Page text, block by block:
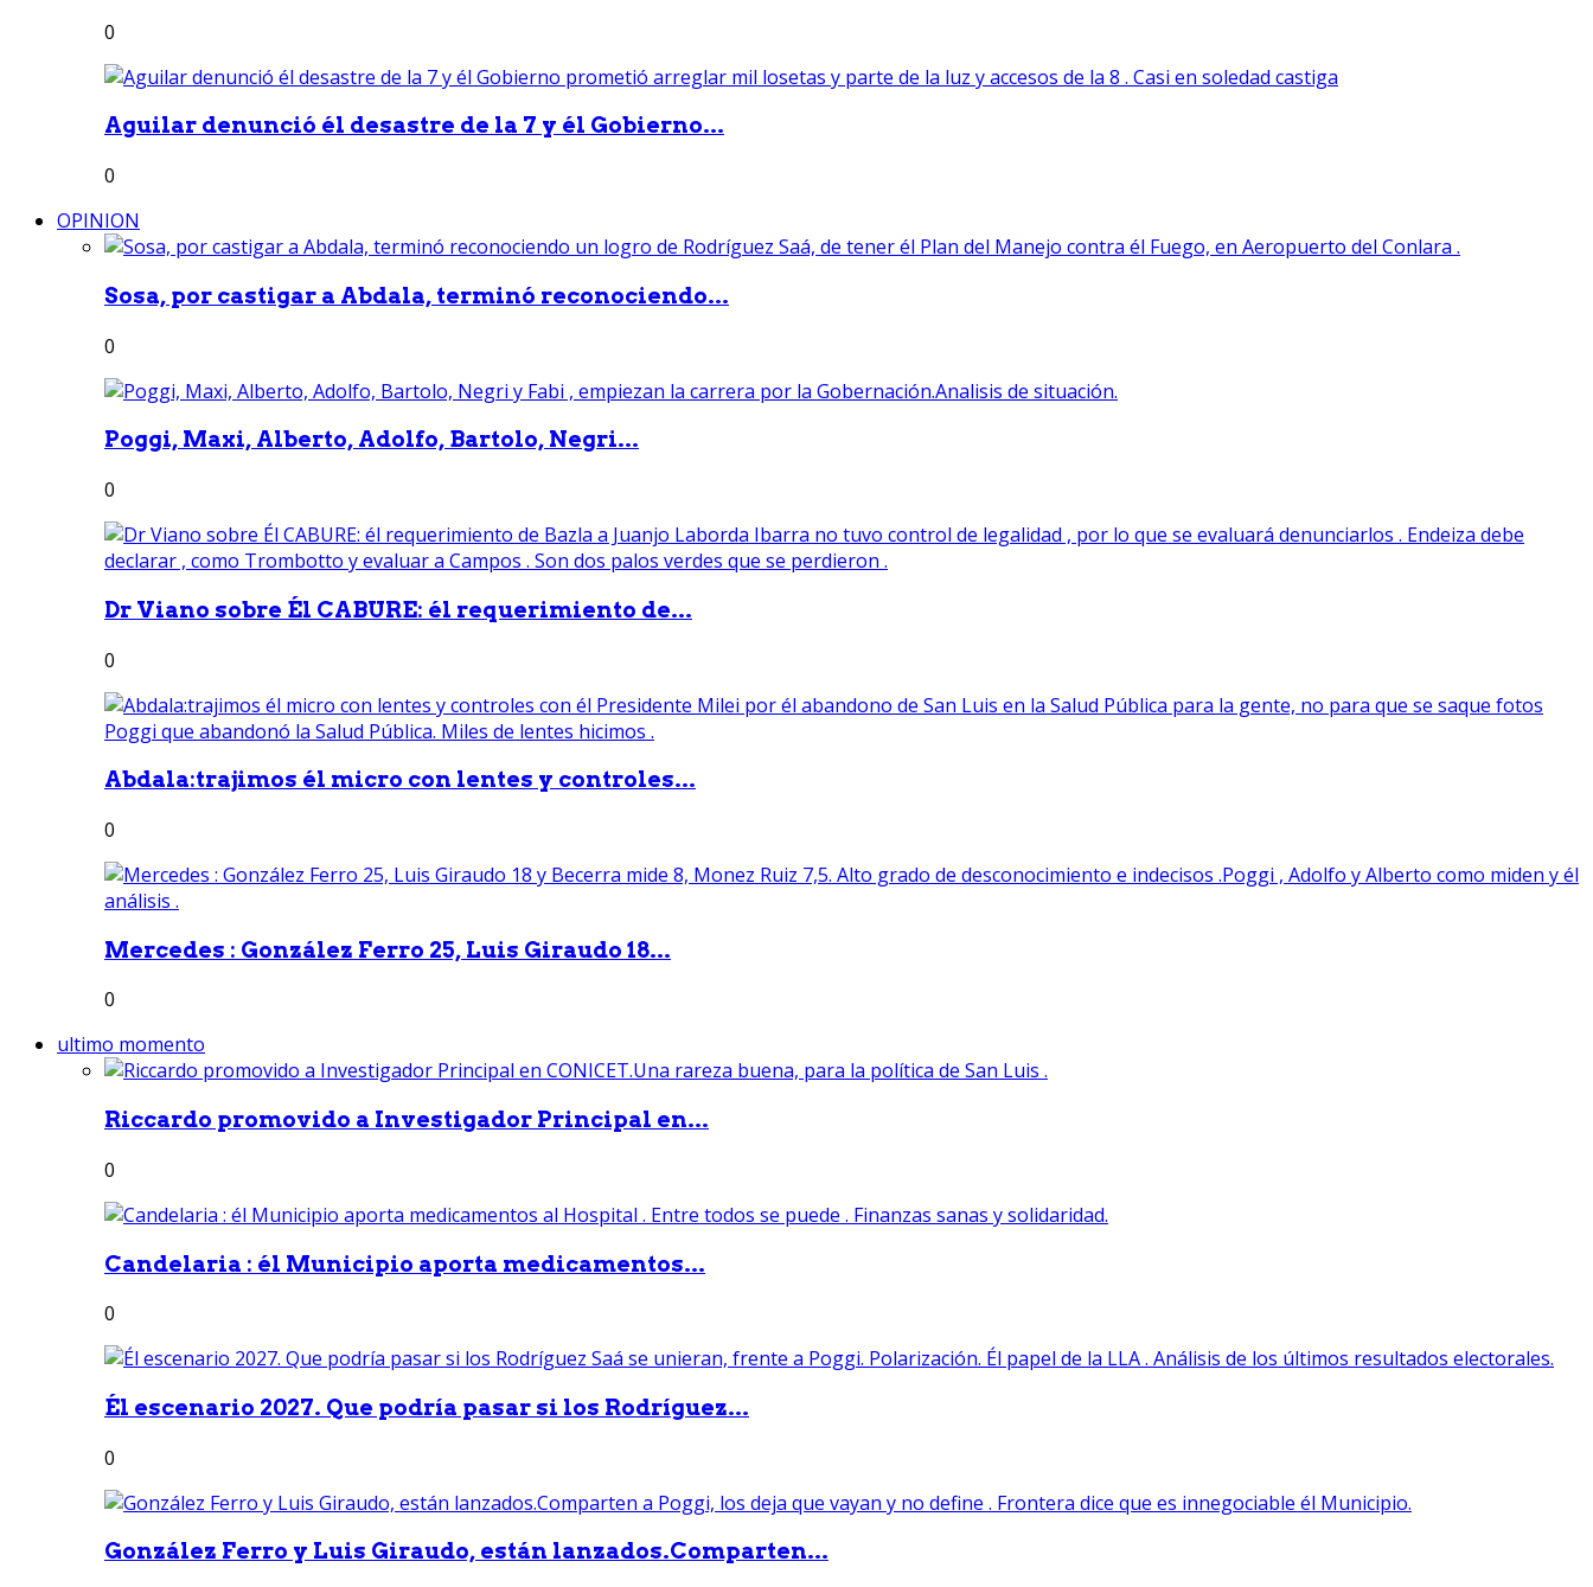
0
Aguilar denunció él desastre de la 7 y él Gobierno...
0
OPINION
Sosa, por castigar a Abdala, terminó reconociendo...
0
Poggi, Maxi, Alberto, Adolfo, Bartolo, Negri...
0
Dr Viano sobre Él CABURE: él requerimiento de...
0
Abdala:trajimos él micro con lentes y controles...
0
Mercedes : González Ferro 25, Luis Giraudo 18...
0
ultimo momento
Riccardo promovido a Investigador Principal en...
0
Candelaria : él Municipio aporta medicamentos...
0
Él escenario 2027. Que podría pasar si los Rodríguez...
0
González Ferro y Luis Giraudo, están lanzados.Comparten...